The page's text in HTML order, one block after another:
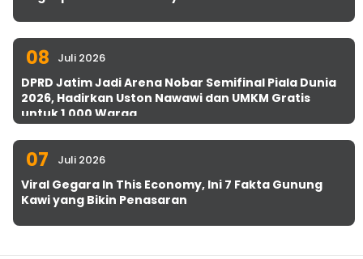
08 Juli 2026
DPRD Jatim Jadi Arena Nobar Semifinal Piala Dunia
2026, Hadirkan Uston Nawawi dan UMKM Gratis
untuk 1.000 Warga
07 Juli 2026
Viral Gegara In This Economy, Ini 7 Fakta Gunung
Kawi yang Bikin Penasaran